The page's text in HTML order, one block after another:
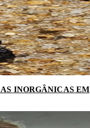
INORGÂNICAS EM